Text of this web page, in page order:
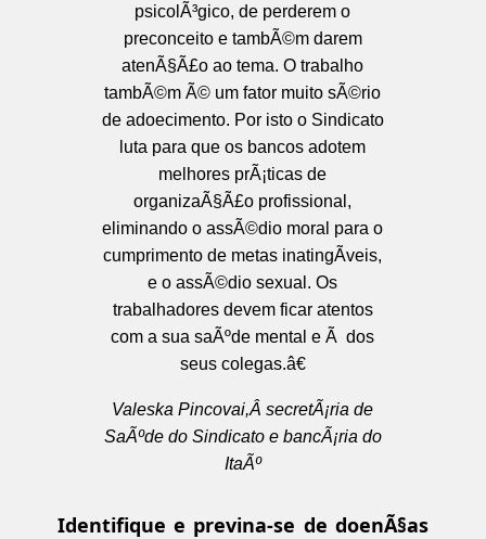
psicolÃ³gico, de perderem o
preconceito e tambÃ©m darem
atenÃ§Ã£o ao tema. O trabalho
tambÃ©m Ã© um fator muito sÃ©rio
de adoecimento. Por isto o Sindicato
luta para que os bancos adotem
melhores prÃ¡ticas de
organizaÃ§Ã£o profissional,
eliminando o assÃ©dio moral para o
cumprimento de metas inatingÃ­veis,
e o assÃ©dio sexual. Os
trabalhadores devem ficar atentos
com a sua saÃºde mental e Ã dos
seus colegas.â€
Valeska Pincovai,Â secretÃ¡ria de
SaÃºde do Sindicato e bancÃ¡ria do
ItaÃº
Identifique e previna-se de doenÃ§as